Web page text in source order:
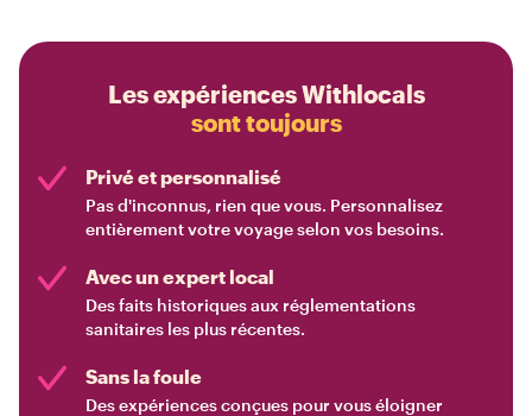
Les expériences Withlocals
sont toujours
Privé et personnalisé
Pas d'inconnus, rien que vous. Personnalisez
entièrement votre voyage selon vos besoins.
Avec un expert local
Des faits historiques aux réglementations
sanitaires les plus récentes.
Sans la foule
Des expériences conçues pour vous éloigner